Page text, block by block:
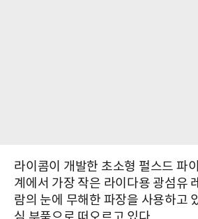
라이콤이 개발한 초소형 펄스드 파
계에서 가장 작은 라이다용 광섬유
람의 눈에 무해한 파장을 사용하고